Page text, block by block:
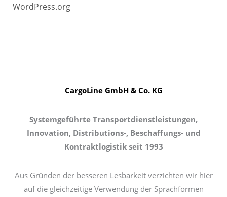
WordPress.org
CargoLine GmbH & Co. KG
Systemgeführte Transportdienstleistungen,
Innovation, Distributions-, Beschaffungs- und
Kontraktlogistik seit 1993
Aus Gründen der besseren Lesbarkeit verzichten wir hier
auf die gleichzeitige Verwendung der Sprachformen